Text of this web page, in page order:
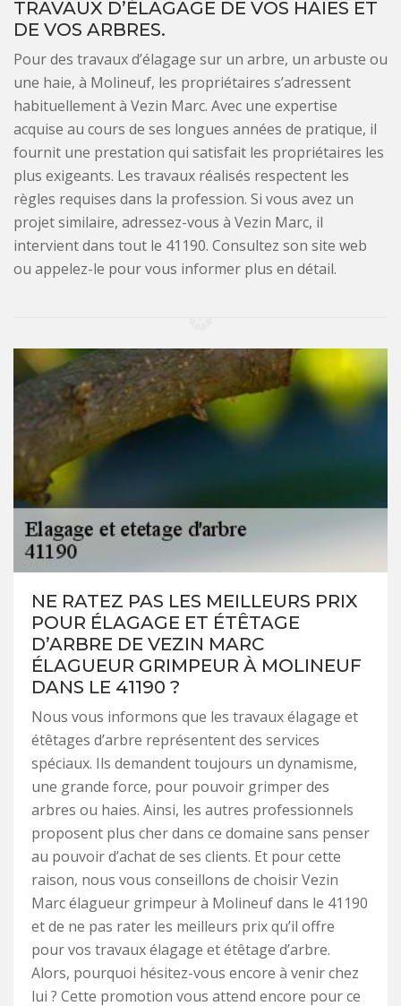
TRAVAUX D’ÉLAGAGE DE VOS HAIES ET
DE VOS ARBRES.
Pour des travaux d’élagage sur un arbre, un arbuste ou
une haie, à Molineuf, les propriétaires s’adressent
habituellement à Vezin Marc. Avec une expertise
acquise au cours de ses longues années de pratique, il
fournit une prestation qui satisfait les propriétaires les
plus exigeants. Les travaux réalisés respectent les
règles requises dans la profession. Si vous avez un
projet similaire, adressez-vous à Vezin Marc, il
intervient dans tout le 41190. Consultez son site web
ou appelez-le pour vous informer plus en détail.
NE RATEZ PAS LES MEILLEURS PRIX
POUR ÉLAGAGE ET ÉTÊTAGE
D’ARBRE DE VEZIN MARC
ÉLAGUEUR GRIMPEUR À MOLINEUF
DANS LE 41190 ?
Nous vous informons que les travaux élagage et
étêtages d’arbre représentent des services
spéciaux. Ils demandent toujours un dynamisme,
une grande force, pour pouvoir grimper des
arbres ou haies. Ainsi, les autres professionnels
proposent plus cher dans ce domaine sans penser
au pouvoir d’achat de ses clients. Et pour cette
raison, nous vous conseillons de choisir Vezin
Marc élagueur grimpeur à Molineuf dans le 41190
et de ne pas rater les meilleurs prix qu’il offre
pour vos travaux élagage et étêtage d’arbre.
Alors, pourquoi hésitez-vous encore à venir chez
lui ? Cette promotion vous attend encore pour ce